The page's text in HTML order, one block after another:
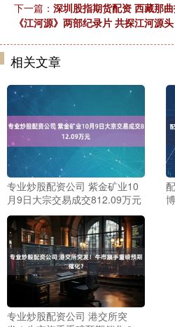
下一篇： 深圳股指期货配资 西藏那
《江河源》两部纪录片 共探江河源头
相关文章
专业炒股配资公司 紫金矿业10
月9日大宗交易成交812.09万元
专业炒股配资公司 港交所突